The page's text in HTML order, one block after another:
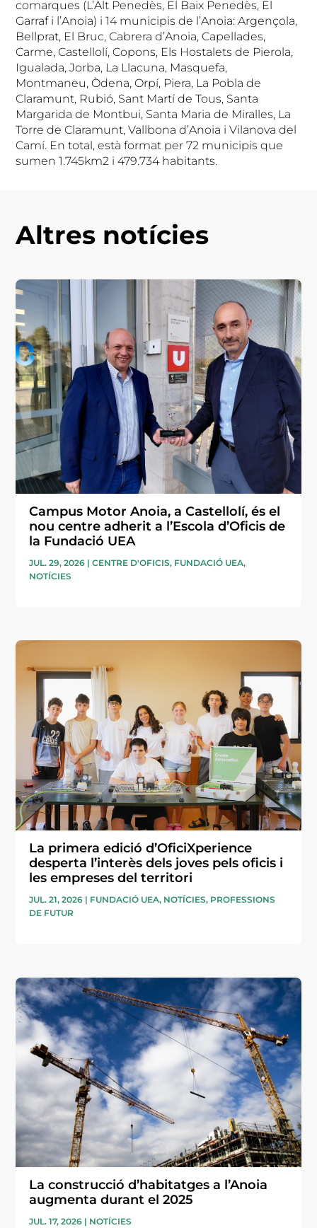
comarques (L’Alt Penedès, El Baix Penedès, El
Garraf i l’Anoia) i 14 municipis de l’Anoia: Argençola,
Bellprat, El Bruc, Cabrera d’Anoia, Capellades,
Carme, Castellolí, Copons, Els Hostalets de Pierola,
Igualada, Jorba, La Llacuna, Masquefa,
Montmaneu, Òdena, Orpí, Piera, La Pobla de
Claramunt, Rubió, Sant Martí de Tous, Santa
Margarida de Montbui, Santa Maria de Miralles, La
Torre de Claramunt, Vallbona d’Anoia i Vilanova del
Camí. En total, està format per 72 municipis que
sumen 1.745km2 i 479.734 habitants.
Altres notícies
Campus Motor Anoia, a Castellolí, és el
nou centre adherit a l’Escola d’Oficis de
la Fundació UEA
JUL. 29, 2026 |CENTRE D'OFICIS, FUNDACIÓ UEA,
NOTÍCIES
La primera edició d’OficiXperience
desperta l’interès dels joves pels oficis i
les empreses del territori
JUL. 21, 2026 | FUNDACIÓ UEA, NOTÍCIES, PROFESSIONS
DE FUTUR
La construcció d’habitatges a l’Anoia
augmenta durant el 2025
JUL. 17, 2026 | NOTÍCIES